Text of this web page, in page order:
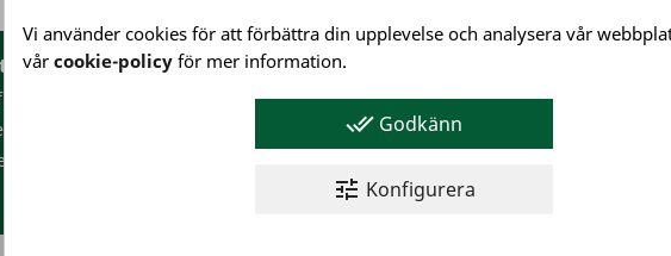
golfbollar
Kundservice
Köpvillkor
Integritetspolicy
Kundservice
Vi använder cookies för att förbättra din upplevelse och analysera vår
vår cookie-policy för mer information.
done_all Godkänn
tune Konfigurera